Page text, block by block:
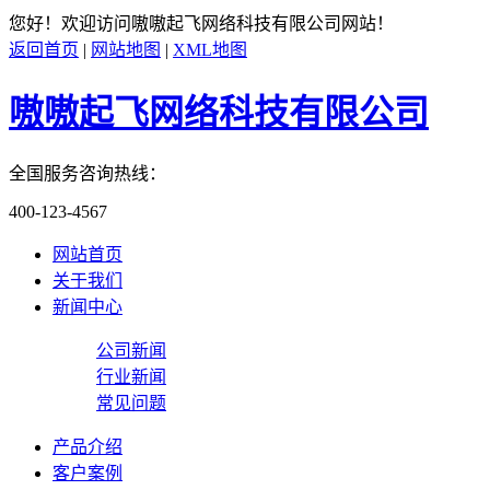
您好！欢迎访问 嗷嗷起飞网络科技有限公司 网站！
返回首页 | 网站地图 | XML地图
嗷嗷起飞网络科技有限公司
全国服务咨询热线：
400-123-4567
网站首页
关于我们
新闻中心
公司新闻
行业新闻
常见问题
产品介绍
客户案例